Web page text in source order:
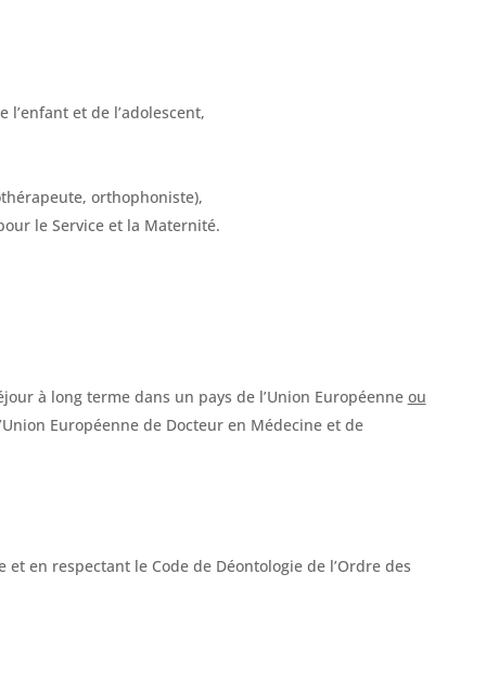
et de l’adolescent,
orthophoniste),
le Service et la Maternité.
à long terme dans un pays de l’Union Européenne ou
Européenne de Docteur en Médecine et de
en respectant le Code de Déontologie de l’Ordre des